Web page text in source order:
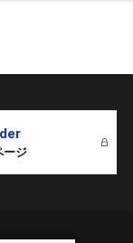
ージ